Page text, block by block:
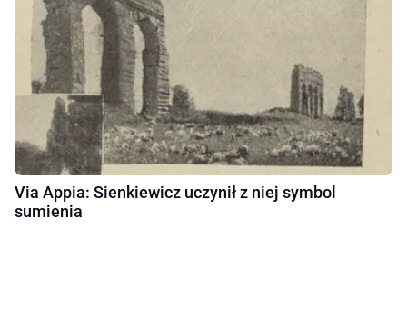
Via Appia: Sienkiewicz uczynił z niej symbol
sumienia